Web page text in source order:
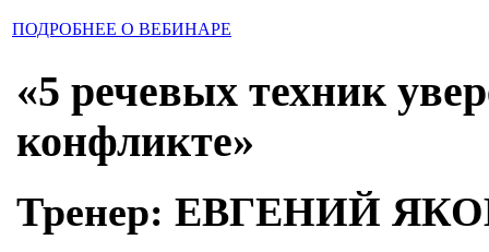
ПОДРОБНЕЕ О ВЕБИНАРЕ
«5 речевых техник
конфликте»
Тренер: ЕВГЕНИЙ